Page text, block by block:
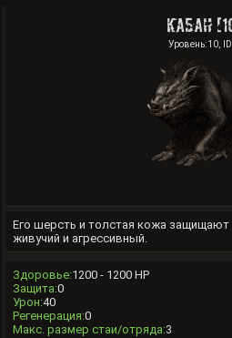
Кабан
Уровень:10,
Его шерсть и толстая кожа защищают
живучий и агрессивный.
Здоровье:1200 - 1200 HP
Защита:0
Урон:40
Регенерация:0
Макс. размер стаи/отряда:3